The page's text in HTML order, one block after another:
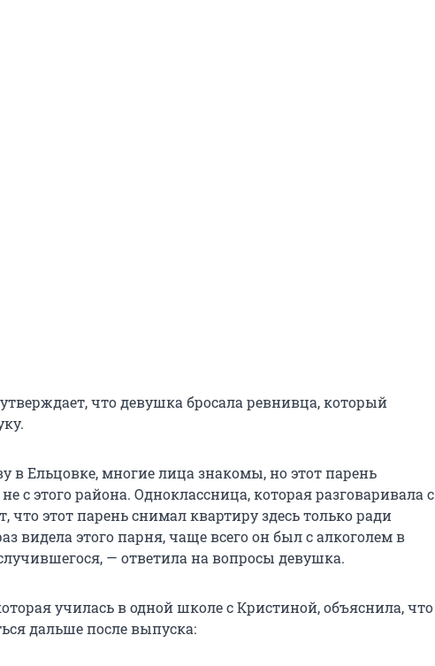
что девушка бросала ревнивца, который
в Ельцовке, многие лица знакомы, но этот парень
с этого района. Одноклассница, которая разговаривала с
что этот парень снимал квартиру здесь только ради
видела этого парня, чаще всего он был с алкоголем в
— ответила на вопросы девушка.
училась в одной школе с Кристиной, объяснила, что
дальше после выпуска: